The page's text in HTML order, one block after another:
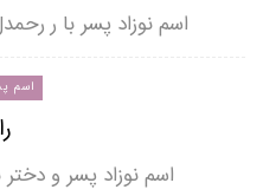
اسم نوزاد پسر با ر
اسم
اسم نوزاد پسر و دختر